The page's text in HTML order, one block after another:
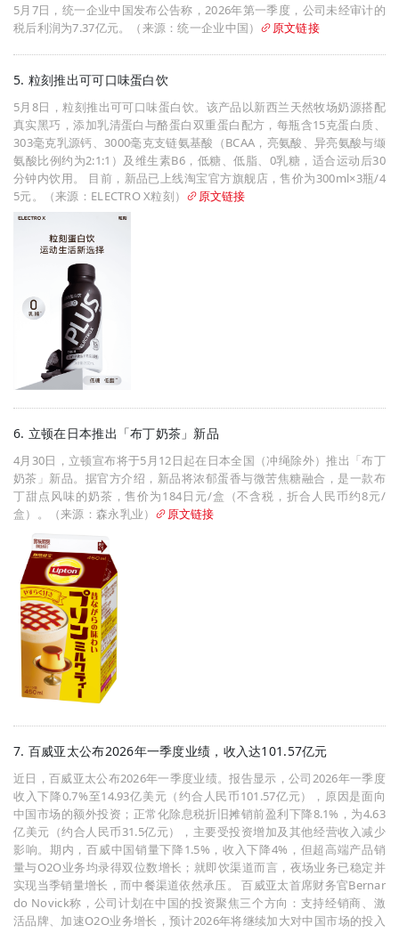
5月7日，统一企业中国发布公告称，2026年第一季度，公司未经审计的
税后利润为7.37亿元。（来源：统一企业中国）
原文链接
5. 粒刻推出可可口味蛋白饮
5月8日，粒刻推出可可口味蛋白饮。该产品以新西兰天然牧场奶源搭配
真实黑巧，添加乳清蛋白与酪蛋白双重蛋白配方，每瓶含15克蛋白质、
303毫克乳源钙、3000毫克支链氨基酸（BCAA，亮氨酸、异亮氨酸与缬
氨酸比例约为2:1:1）及维生素B6，低糖、低脂、0乳糖，适合运动后30
分钟内饮用。 目前，新品已上线淘宝官方旗舰店，售价为300ml×3瓶/4
5元。（来源：ELECTRO X粒刻）
原文链接
6. 立顿在日本推出「布丁奶茶」新品
4月30日，立顿宣布将于5月12日起在日本全国（冲绳除外）推出「布丁
奶茶」新品。据官方介绍，新品将浓郁蛋香与微苦焦糖融合，是一款布
丁甜点风味的奶茶，售价为184日元/盒（不含税，折合人民币约8元/
盒）。（来源：森永乳业）
原文链接
7. 百威亚太公布2026年一季度业绩，收入达101.57亿元
近日，百威亚太公布2026年一季度业绩。报告显示，公司2026年一季度
收入下降0.7%至14.93亿美元（约合人民币101.57亿元），原因是面向
中国市场的额外投资；正常化除息税折旧摊销前盈利下降8.1%，为4.63
亿美元（约合人民币31.5亿元），主要受投资增加及其他经营收入减少
影响。期内，百威中国销量下降1.5%，收入下降4%，但超高端产品销
量与O2O业务均录得双位数增长；就即饮渠道而言，夜场业务已稳定并
实现当季销量增长，而中餐渠道依然承压。 百威亚太首席财务官Bernar
do Novick称，公司计划在中国的投资聚焦三个方向：支持经销商、激
活品牌、加速O2O业务增长，预计2026年将继续加大对中国市场的投入